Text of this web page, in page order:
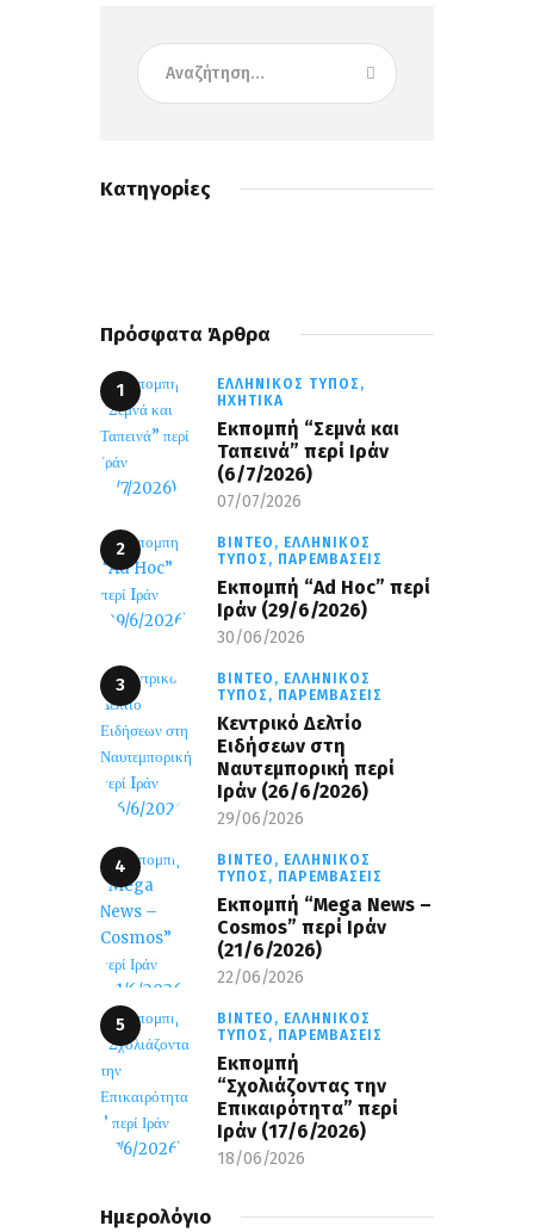
Κατηγορίες
Πρόσφατα Άρθρα
ΕΛΛΗΝΙΚΌΣ ΤΎΠΟΣ,
ΗΧΗΤΙΚΆ
Εκπομπή “Σεμνά και
Ταπεινά” περί Ιράν
(6/7/2026)
07/07/2026
ΒΊΝΤΕΟ, ΕΛΛΗΝΙΚΌΣ
ΤΎΠΟΣ, ΠΑΡΕΜΒΆΣΕΙΣ
Εκπομπή “Ad Hoc” περί
Iράν (29/6/2026)
30/06/2026
ΒΊΝΤΕΟ, ΕΛΛΗΝΙΚΌΣ
ΤΎΠΟΣ, ΠΑΡΕΜΒΆΣΕΙΣ
Κεντρικό Δελτίο
Ειδήσεων στη
Ναυτεμπορική περί
Iράν (26/6/2026)
29/06/2026
ΒΊΝΤΕΟ, ΕΛΛΗΝΙΚΌΣ
ΤΎΠΟΣ, ΠΑΡΕΜΒΆΣΕΙΣ
Eκπομπή “Mega News –
Cosmos” περί Ιράν
(21/6/2026)
22/06/2026
ΒΊΝΤΕΟ, ΕΛΛΗΝΙΚΌΣ
ΤΎΠΟΣ, ΠΑΡΕΜΒΆΣΕΙΣ
Εκπομπή
“Σχολιάζοντας την
Επικαιρότητα” περί
Ιράν (17/6/2026)
18/06/2026
Ημερολόγιο